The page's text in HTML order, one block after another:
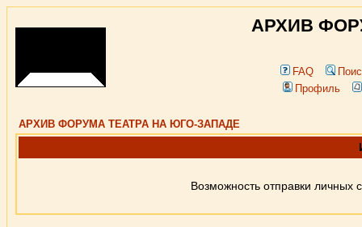
АРХИВ
FAQ
Профиль
АРХИВ ФОРУМА ТЕАТРА НА ЮГО-ЗАПАДЕ
Возможность отправки